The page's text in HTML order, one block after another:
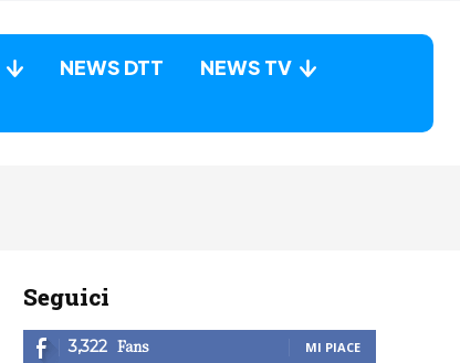
NEWS DTT
NEWS TV
Seguici
3,322 Fans MI PIACE